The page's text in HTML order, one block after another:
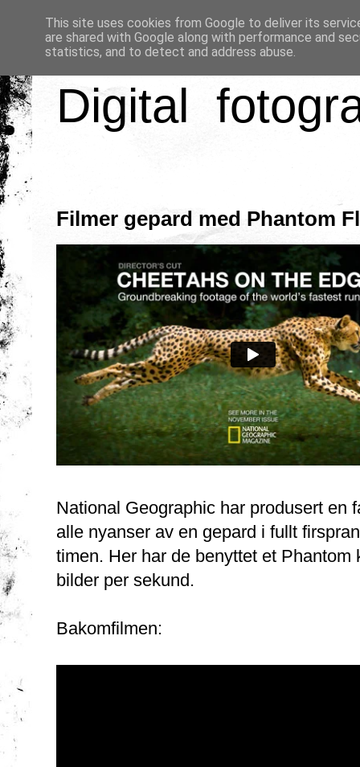
Digital
Filmer gepard med Phantom
National Geographic har produsert en
alle nyanser av en gepard i fullt
timen. Her har de benyttet et
bilder per sekund.
Bakomfilmen:
This site uses cookies from Google to deliver its
are shared with Google along with performance and
statistics, and to detect and address abuse.